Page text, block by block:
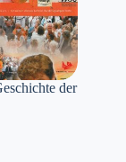
der